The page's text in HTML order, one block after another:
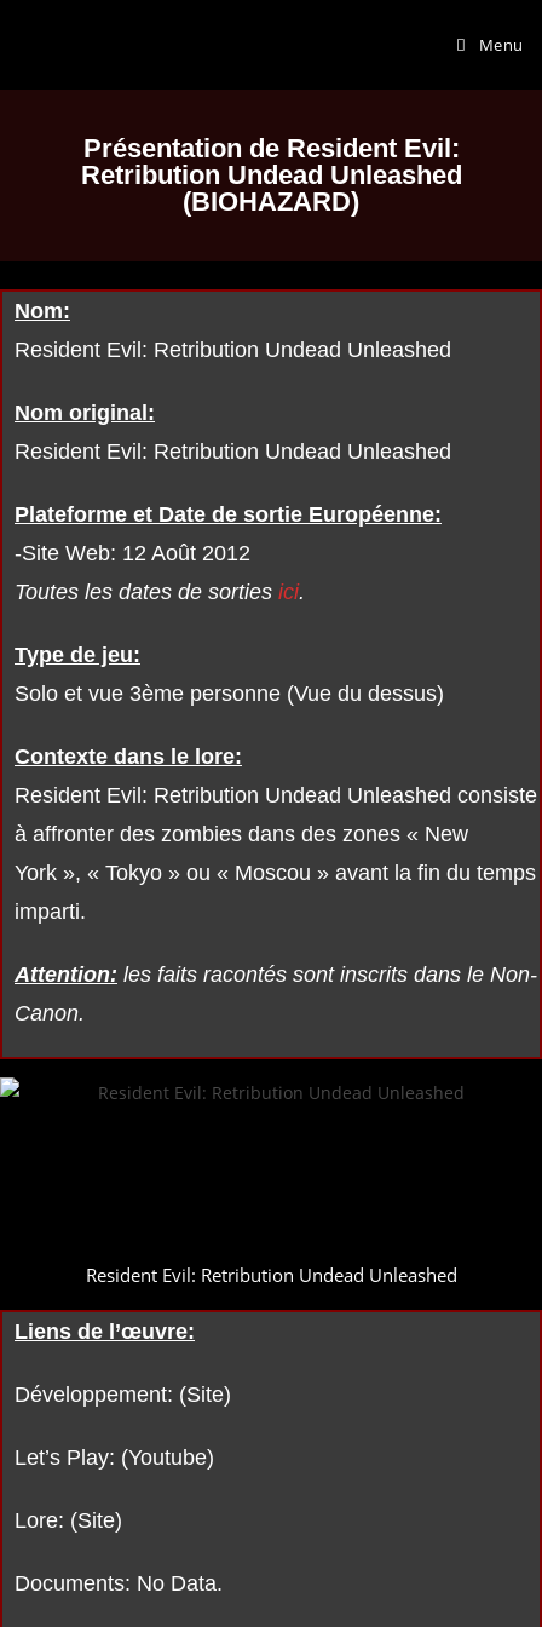
Menu
Présentation de Resident Evil:
Retribution Undead Unleashed
(BIOHAZARD)
Nom:
Resident Evil: Retribution Undead Unleashed
Nom original:
Resident Evil: Retribution Undead Unleashed
Plateforme et Date de sortie Européenne:
-Site Web: 12 Août 2012
Toutes les dates de sorties ici.
Type de jeu:
Solo et vue 3ème personne (Vue du dessus)
Contexte dans le lore:
Resident Evil: Retribution Undead Unleashed consiste
à affronter des zombies dans des zones « New
York », « Tokyo » ou « Moscou » avant la fin du temps
imparti.
Attention: les faits racontés sont inscrits dans le Non-
Canon.
Resident Evil: Retribution Undead Unleashed
Liens de l’œuvre:
Développement: (Site)
Let’s Play: (Youtube)
Lore: (Site)
Documents: No Data.